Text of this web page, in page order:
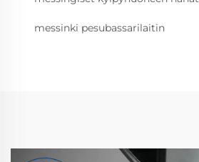
messinki pesubassarilaitin